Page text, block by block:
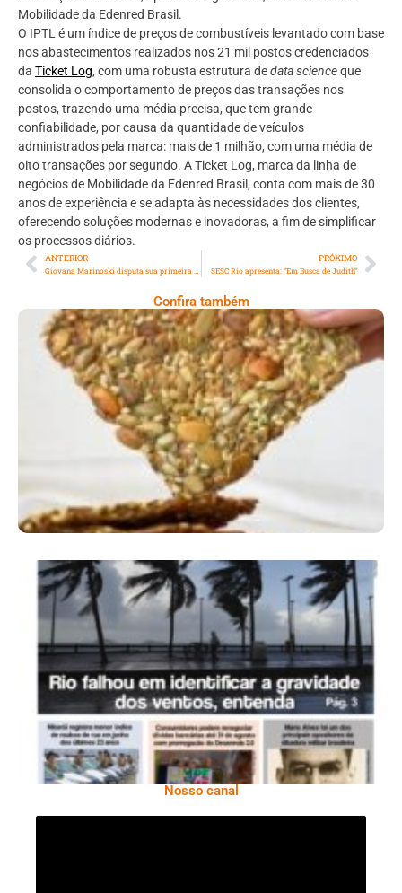
Mobilidade da Edenred Brasil.
O IPTL é um índice de preços de combustíveis levantado com base
nos abastecimentos realizados nos 21 mil postos credenciados
da Ticket Log, com uma robusta estrutura dedata scienceque
consolida o comportamento de preços das transações nos
postos, trazendo uma média precisa, que tem grande
confiabilidade, por causa da quantidade de veículos
administrados pela marca: mais de 1 milhão, com uma média de
oito transações por segundo. A Ticket Log, marca da linha de
negócios de Mobilidade da Edenred Brasil, conta com mais de 30
anos de experiência e se adapta às necessidades dos clientes,
oferecendo soluções modernas e inovadoras, a fim de simplificar
os processos diários.
ANTERIOR PRÓXIMO
SESC Rio apresenta: “Em Busca de Judith”
Confira também
Comer Bem: Cracker De Sementes
Ano X – Número 366 01 A 07 De Agosto De
2026
Nosso canal